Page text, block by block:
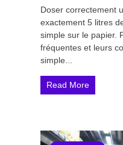
Doser correctement
exactement 5 litres
simple sur le papier.
fréquentes et leurs
simple...
Read More